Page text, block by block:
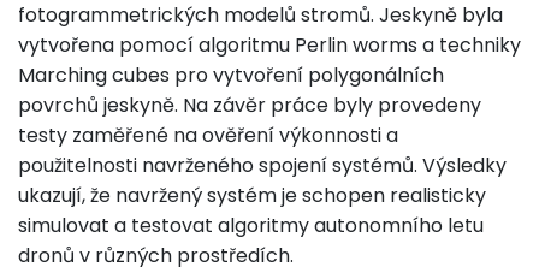
fotogrammetrických modelů stromů. Jeskyně byla
vytvořena pomocí algoritmu Perlin worms a techniky
Marching cubes pro vytvoření polygonálních
povrchů jeskyně. Na závěr práce byly provedeny
testy zaměřené na ověření výkonnosti a
použitelnosti navrženého spojení systémů. Výsledky
ukazují, že navržený systém je schopen realisticky
simulovat a testovat algoritmy autonomního letu
dronů v různých prostředích.